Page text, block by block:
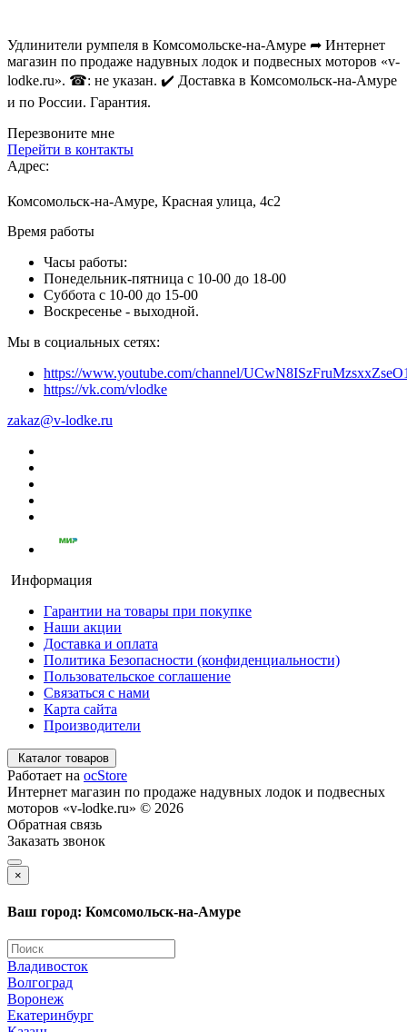
Удлинители румпеля в Комсомольске-на-Амуре ➦ Интернет
магазин по продаже надувных лодок и подвесных моторов «v-
lodke.ru». ☎: не указан. ✔️ Доставка в Комсомольск-на-Амуре
и по России. Гарантия.
Перезвоните мне
Перейти в контакты
Адрес:
Комсомольск-на-Амуре, Красная улица, 4с2
Время работы
Часы работы:
Понедельник-пятница с 10-00 до 18-00
Суббота с 10-00 до 15-00
Воскресенье - выходной.
Мы в социальных сетях:
https://www.youtube.com/channel/
https://vk.com/vlodke
zakaz@v-lodke.ru
Информация
Гарантии на товары при покупке
Наши акции
Доставка и оплата
Политика Безопасности (конфиденциальности)
Пользовательское соглашение
Связаться с нами
Карта сайта
Производители
Каталог товаров
Работает на ocStore
Интернет магазин по продаже надувных лодок и подвесных
моторов «v-lodke.ru» © 2026
Обратная связь
Заказать звонок
×
Ваш город: Комсомольск-на-Амуре
Владивосток
Волгоград
Воронеж
Екатеринбург